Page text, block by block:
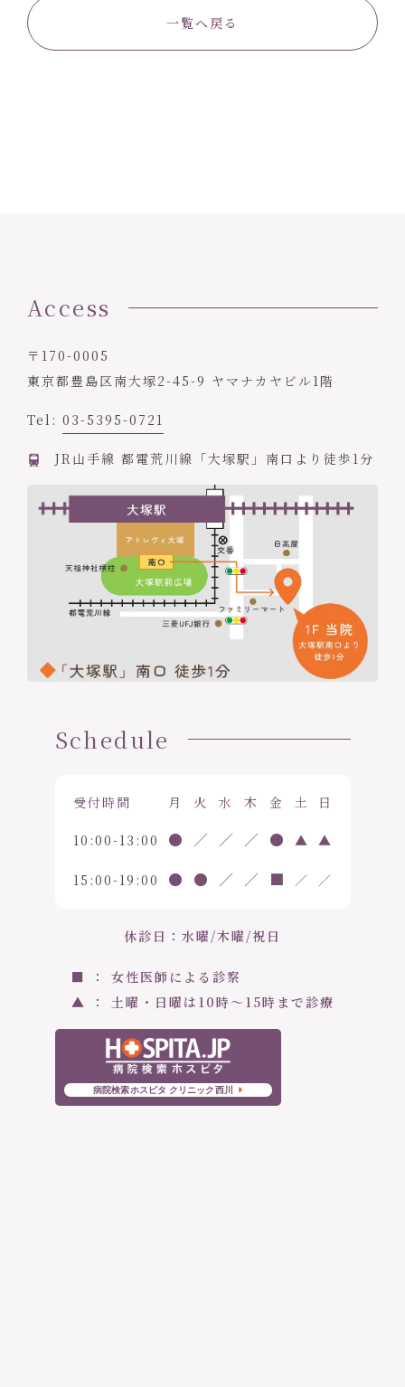
一覧へ戻る
Access
〒170-0005
東京都豊島区南大塚2-45-9 ヤマナカヤビル1階
Tel: 03-5395-0721
JR山手線 都電荒川線「大塚駅」南口より徒歩1分
Schedule
受付時間 月 火 水 木 金 土 日
10:00-13:00 ● ／ ／ ／ ● ▲ ▲
15:00-19:00 ● ● ／ ／ ■ ／ ／
休診日：水曜/木曜/祝日
■ ： 女性医師による診察
▲ ： 土曜・日曜は10時〜15時まで診療
病院検索ホスピタ クリニック西川